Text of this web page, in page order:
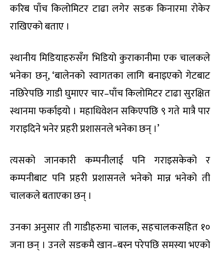
करिब पाँच किलोमिटर टाढा लगेर सडक किनारमा रोकेर
राखिएको बताए ।
स्थानीय मिडियाहरुसँग भिडियो कुराकानीमा एक चालकले
भनेका छन्, ‘बालेनको स्वागतका लागि बनाइएको गेटबाट
नछिरेपछि गाडी घुमाएर चार–पाँच किलोमिटर टाढा सुरक्षित
स्थानमा फर्काइयो । महाधिवेशन सकिएपछि ९ गते मात्रै पार
गराइदिने भनेर प्रहरी प्रशासनले भनेका छन् ।’
त्यसको जानकारी कम्पनीलाई पनि गराइसकेको र
कम्पनीबाट पनि प्रहरी प्रशासनले भनेको मान्न भनेको ती
चालकले बताएका छन् ।
उनका अनुसार ती गाडीहरुमा चालक, सहचालकसहित १०
जना छन् । उनले सडकमै खान–बस्न परेपछि समस्या भएको